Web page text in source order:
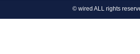
©︎ wired ALL rights